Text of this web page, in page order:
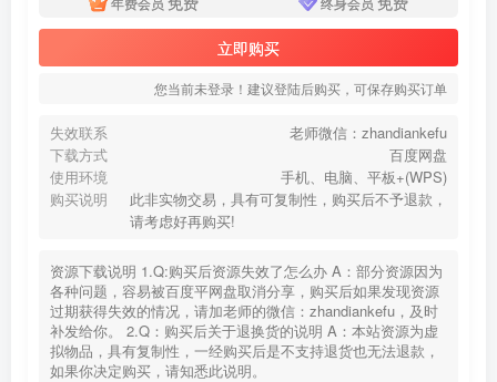
立即购买
您当前未登录！建议登陆后购买，可保存购买订单
失效联系
老师微信：zhandiankefu
下载方式
百度网盘
使用环境
手机、电脑、平板+(WPS)
购买说明
此非实物交易，具有可复制性，购买后不予退款，
请考虑好再购买!
资源下载说明 1.Q:购买后资源失效了怎么办 A：部分资源因为
各种问题，容易被百度平网盘取消分享，购买后如果发现资源
过期获得失效的情况，请加老师的微信：zhandiankefu，及时
补发给你。 2.Q：购买后关于退换货的说明 A：本站资源为虚
拟物品，具有复制性，一经购买后是不支持退货也无法退款，
如果你决定购买，请知悉此说明。